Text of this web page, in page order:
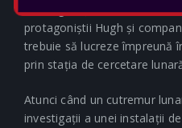
hacking. Acțiunea are loc
protagoniștii Hugh și
trebuie să lucreze împreună
prin stația de cercetare
Atunci când un cutremur
investigații a unei instalații